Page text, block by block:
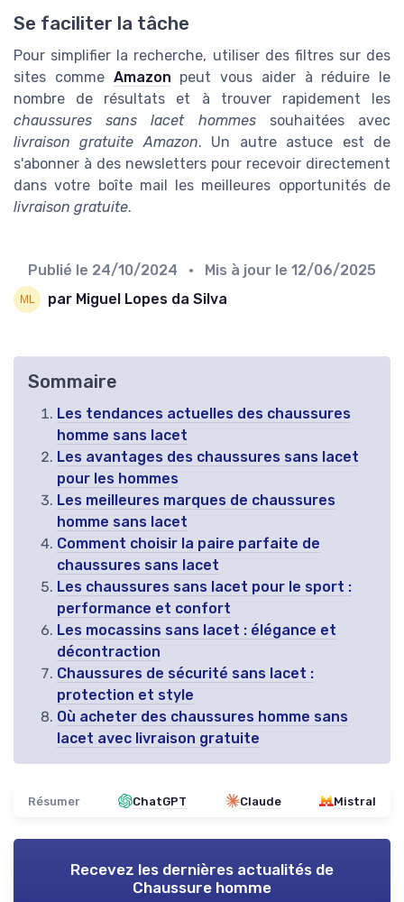
Se faciliter la tâche
Pour simplifier la recherche, utiliser des filtres sur des
sites comme Amazon peut vous aider à réduire le
nombre de résultats et à trouver rapidement les
chaussures sans lacet hommessouhaitées avec
livraison gratuite Amazon. Un autre astuce est de
s'abonner à des newsletters pour recevoir directement
dans votre boîte mail les meilleures opportunités de
livraison gratuite.
Publié le 24/10/2024 • Mis à jour le 12/06/2025
par Miguel Lopes da Silva
Sommaire
Les tendances actuelles des chaussures
homme sans lacet
Les avantages des chaussures sans lacet
pour les hommes
Les meilleures marques de chaussures
homme sans lacet
Comment choisir la paire parfaite de
chaussures sans lacet
Les chaussures sans lacet pour le sport :
performance et confort
Les mocassins sans lacet : élégance et
décontraction
Chaussures de sécurité sans lacet :
protection et style
Où acheter des chaussures homme sans
lacet avec livraison gratuite
Résumer ChatGPT Claude Mistral
Recevez les dernières actualités de
Chaussure homme